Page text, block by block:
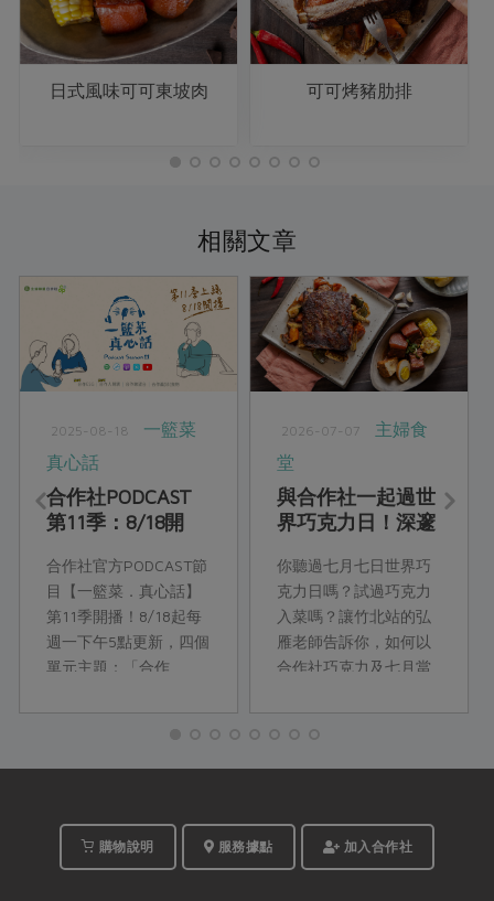
日式風味可可東坡肉 可可烤豬肋排
相關文章
2025-08-18
一籃菜
真心話
合作社PODCAST
第11季：8/18開
合作社官方PODCAST節
目【一籃菜．真心話】
第11季開播！8/18起每
週一下午5點更新，四個
單元主題：「合作
講」、「合作瞭望
物」，精彩合作故事，
2026-07-07
主婦食
堂
與合作社一起過世
界巧克力日！深邃
饗宴
你聽過七月七日世界巧
克力日嗎？試過巧克力
入菜嗎？讓竹北站的弘
雁老師告訴你，如何以
合作社巧克力及七月當
味的巧克力料理！
購物說明 服務據點 加入合作社